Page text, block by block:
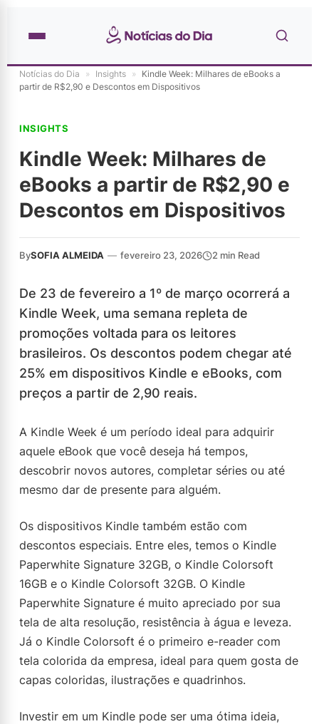
Notícias do Dia » Insights » Kindle Week: Milhares de eBooks a
partir de R$2,90 e Descontos em Dispositivos
INSIGHTS
Kindle Week: Milhares de
eBooks a partir de R$2,90 e
Descontos em Dispositivos
BySOFIA ALMEIDA — fevereiro 23, 2026 2 min Read
De 23 de fevereiro a 1º de março ocorrerá a
Kindle Week, uma semana repleta de
promoções voltada para os leitores
brasileiros. Os descontos podem chegar até
25% em dispositivos Kindle e eBooks, com
preços a partir de 2,90 reais.
A Kindle Week é um período ideal para adquirir
aquele eBook que você deseja há tempos,
descobrir novos autores, completar séries ou até
mesmo dar de presente para alguém.
Os dispositivos Kindle também estão com
descontos especiais. Entre eles, temos o Kindle
Paperwhite Signature 32GB, o Kindle Colorsoft
16GB e o Kindle Colorsoft 32GB. O Kindle
Paperwhite Signature é muito apreciado por sua
tela de alta resolução, resistência à água e leveza.
Já o Kindle Colorsoft é o primeiro e-reader com
tela colorida da empresa, ideal para quem gosta de
capas coloridas, ilustrações e quadrinhos.
Investir em um Kindle pode ser uma ótima ideia,